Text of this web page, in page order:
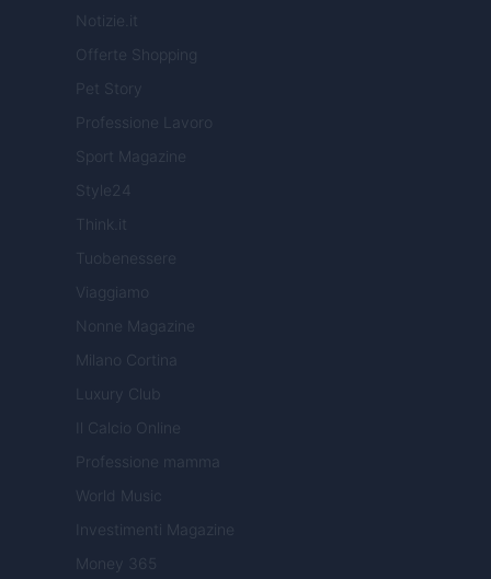
Notizie.it
Offerte Shopping
Pet Story
Professione Lavoro
Sport Magazine
Style24
Think.it
Tuobenessere
Viaggiamo
Nonne Magazine
Milano Cortina
Luxury Club
Il Calcio Online
Professione mamma
World Music
Investimenti Magazine
Money 365